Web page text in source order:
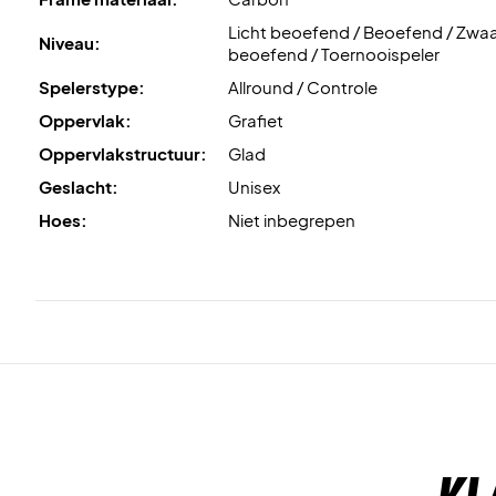
Niveau:
Licht beoefend / Beoefend /
beoefend / Toernooispeler
Spelerstype:
Allround / Controle
Oppervlak:
Grafiet
Oppervlakstructuur:
Glad
Geslacht:
Unisex
Hoes:
Niet inbegrepen